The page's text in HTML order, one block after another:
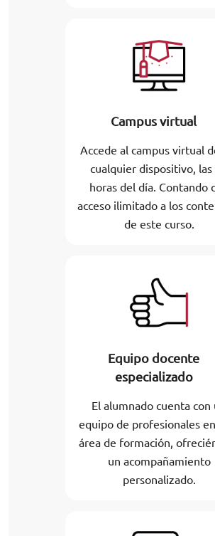
Campus virtual
Accede al campus virtual
cualquier dispositivo, las
horas del día. Contando
acceso ilimitado a los
de este curso.
Equipo docente
especializado
El alumnado cuenta con
equipo de profesionales
área de formación,
un acompañamiento
personalizado.